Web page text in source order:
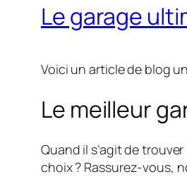
Le garage
Voici un article de blog
Le meilleur
Quand il s’agit de
choix ? Rassurez-vous,